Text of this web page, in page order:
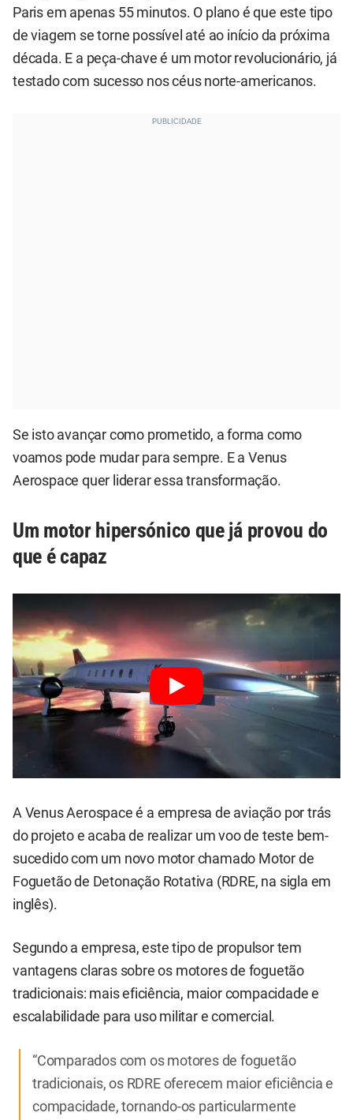
Paris em apenas 55 minutos. O plano é que este tipo
de viagem se torne possível até ao início da próxima
década. E a peça-chave é um motor revolucionário, já
testado com sucesso nos céus norte-americanos.
Se isto avançar como prometido, a forma como
voamos pode mudar para sempre. E a Venus
Aerospace quer liderar essa transformação.
Um motor hipersónico que já provou do
que é capaz
A Venus Aerospace é a empresa de aviação por trás
do projeto e acaba de realizar um voo de teste bem-
sucedido com um novo motor chamado Motor de
Foguetão de Detonação Rotativa (RDRE, na sigla em
inglês).
Segundo a empresa, este tipo de propulsor tem
vantagens claras sobre os motores de foguetão
tradicionais: mais eficiência, maior compacidade e
escalabilidade para uso militar e comercial.
“Comparados com os motores de foguetão
tradicionais, os RDRE oferecem maior eficiência e
compacidade, tornando-os particularmente